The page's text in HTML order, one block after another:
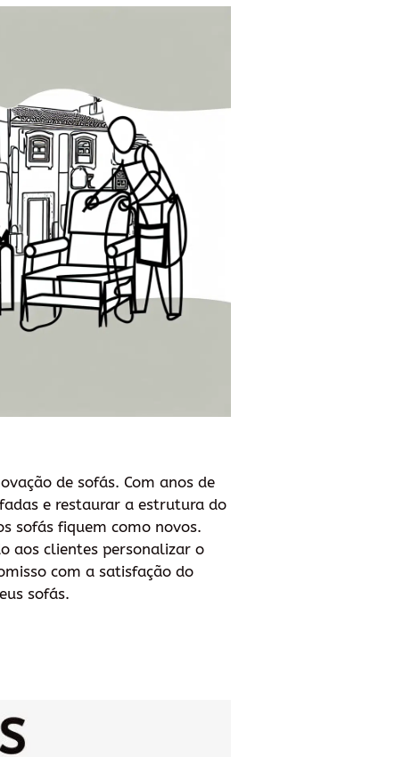
de sofás. Com anos de
e restaurar a estrutura do
sofás fiquem como novos.
aos clientes personalizar o
com a satisfação do
sofás.